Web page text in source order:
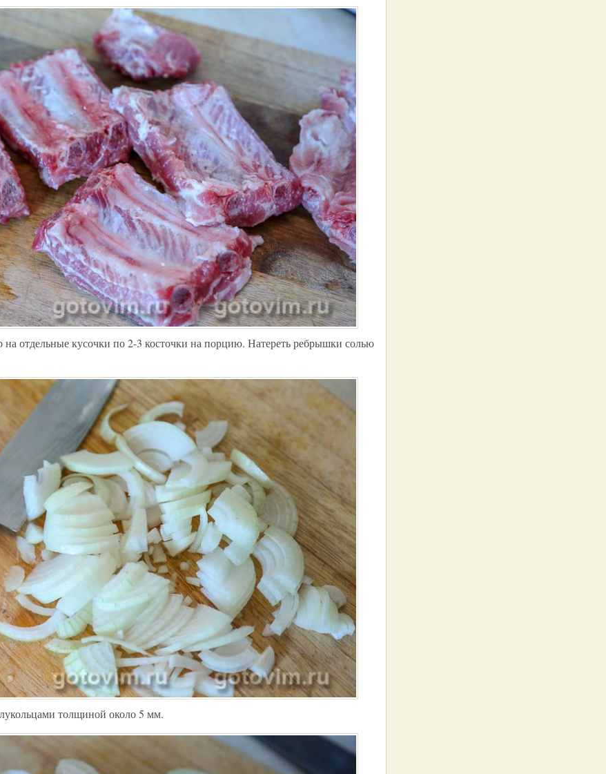
на отдельные кусочки по 2-3 косточки на порцию. Натереть ребрышки солью
толщиной около 5 мм.